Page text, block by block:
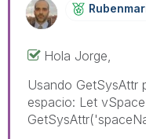
Hola Jorge,
Usando GetSysAttr
espacio: Let